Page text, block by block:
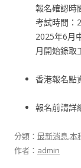
報名確認時
考試時間：
2025年6月
月開始錄取
香港報名點
報名前請詳
分類： 最新消息,本
作者： admin